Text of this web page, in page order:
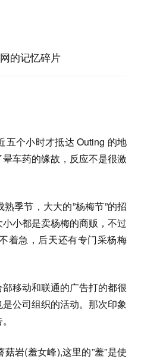
的记忆碎片
五个小时才抵达 Outing 的地
车药的缘故，反应不是很激
季节，大大的”杨梅节”的招
小都是卖杨梅的商贩，不过
着急，后天还有专门采杨梅
移动和联通的广告打的都很
公司组织的活动。那次印象
岩(羞女峰),这里的”羞”是使